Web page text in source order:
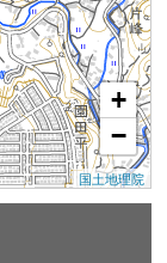
+
−
国土地理院